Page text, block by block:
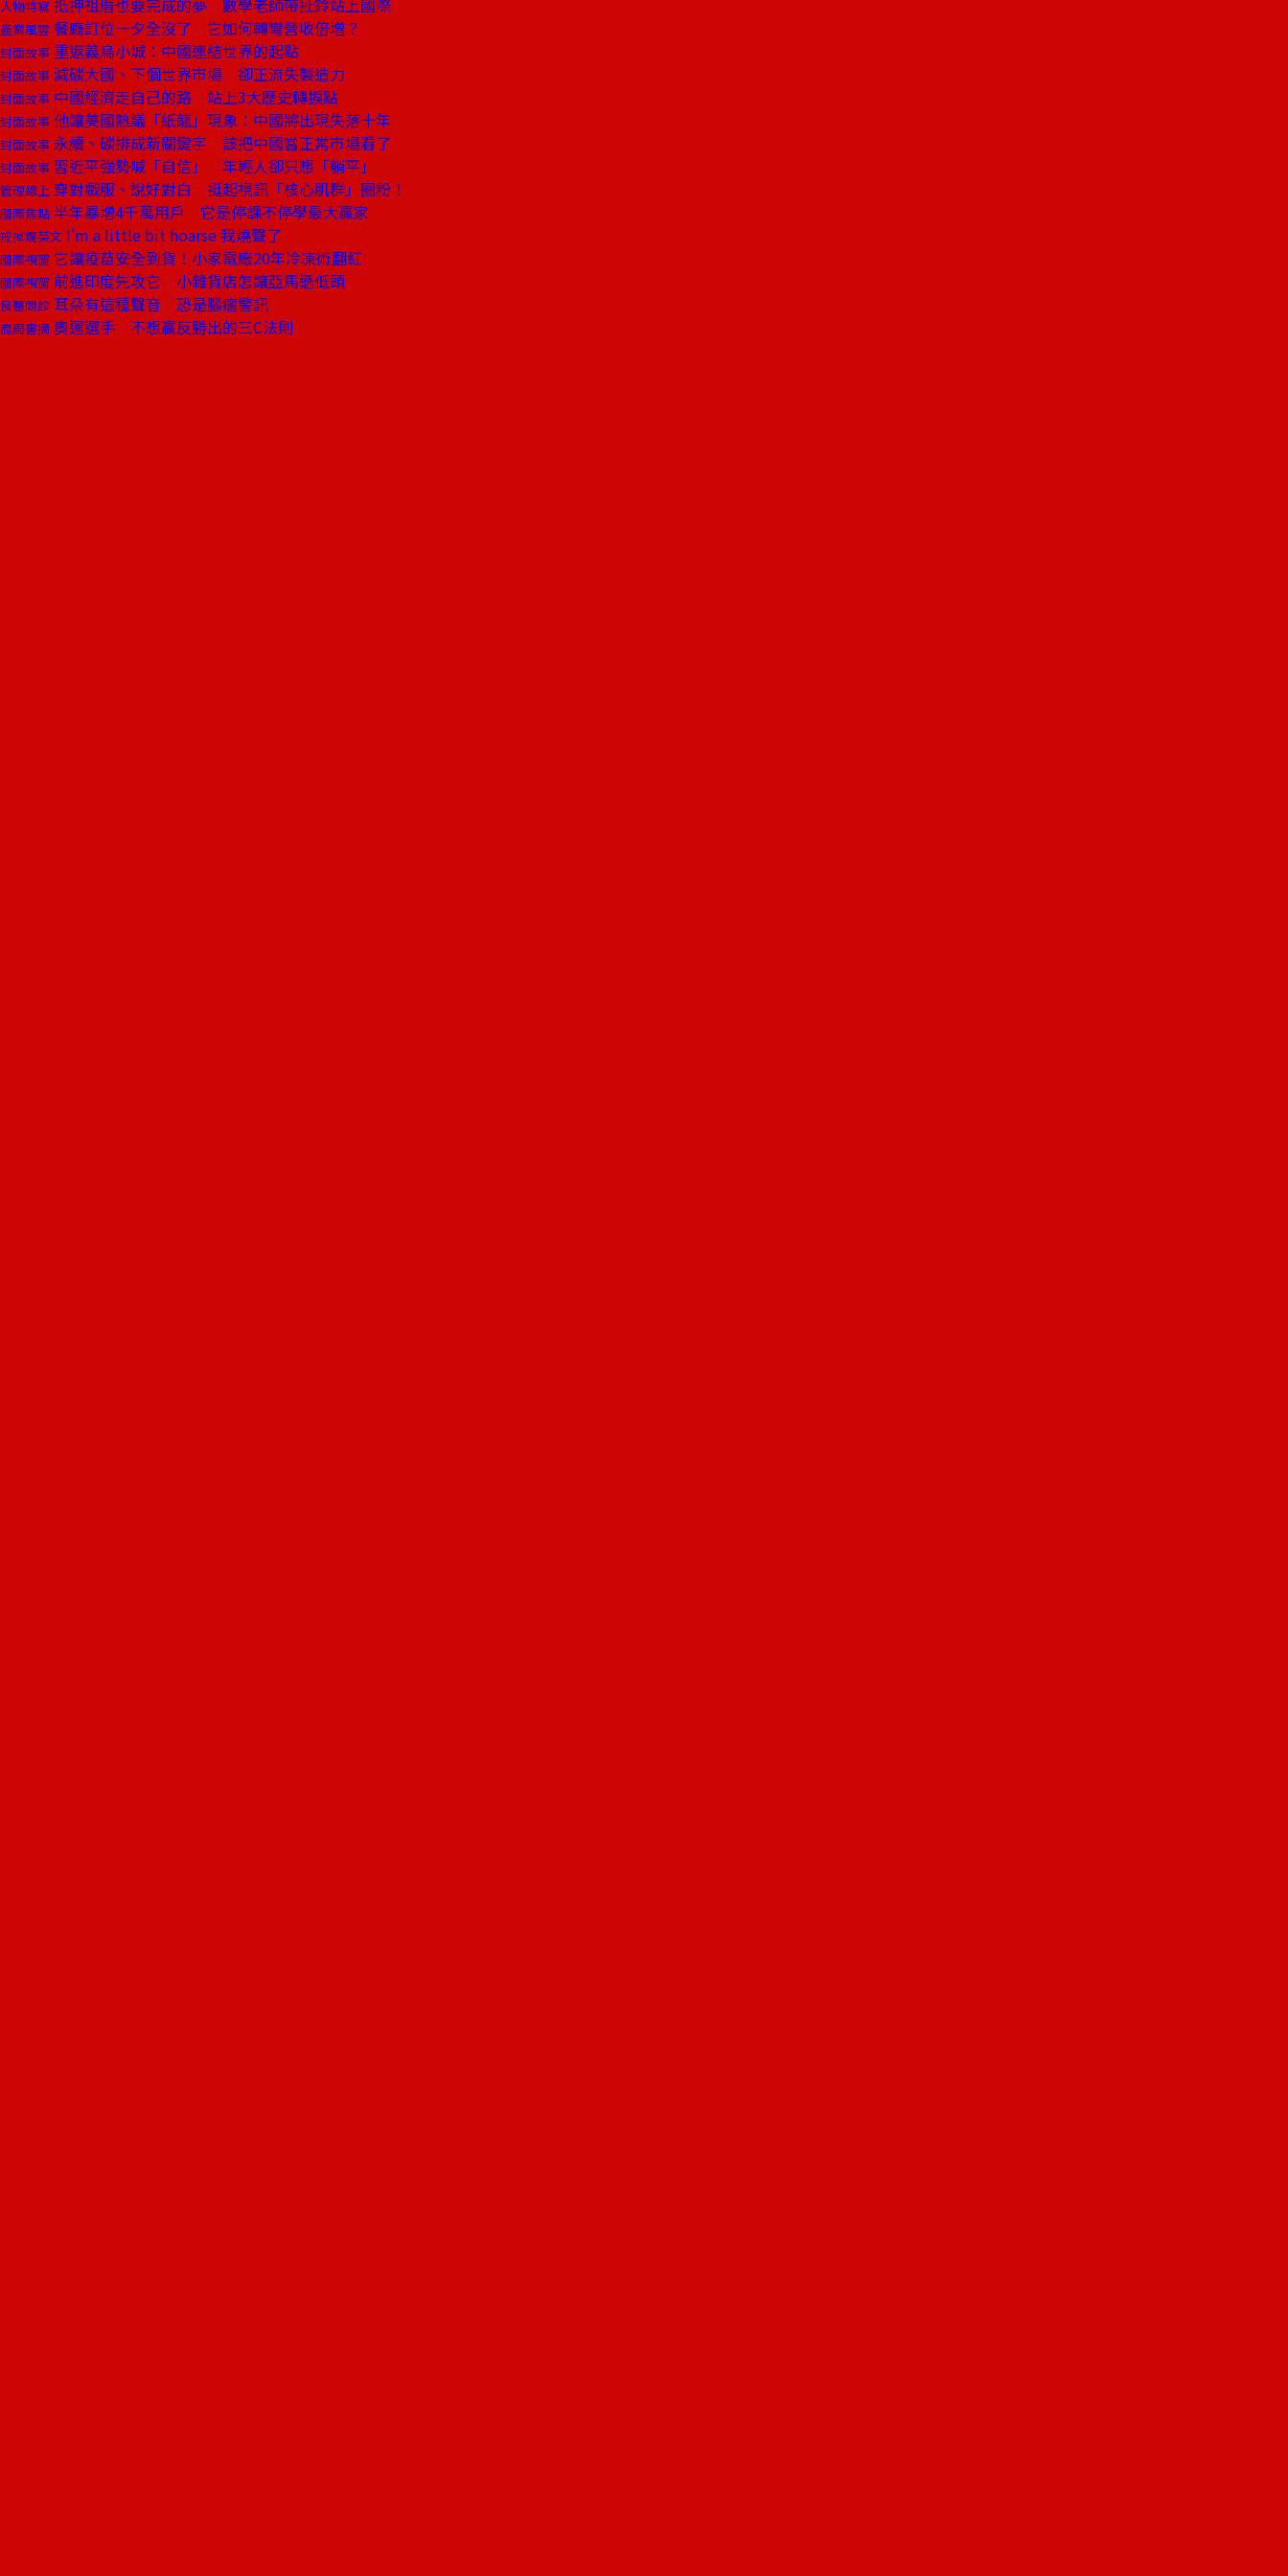
人物特寫 抵押祖厝也要完成的夢 數學老師帶扯鈴站上國際
產業風雲 餐廳訂位一夕全沒了 它如何轉彎營收倍增？
封面故事 重返義烏小城：中國連結世界的起點
封面故事 減碳大國、下個世界市場 卻正流失製造力
封面故事 中國經濟走自己的路 站上3大歷史轉捩點
封面故事 他讓美國熱議「紙龍」現象：中國將出現失落十年
封面故事 永續、碳排成新關鍵字 該把中國當正常市場看了
封面故事 習近平強勢喊「自信」 年輕人卻只想「躺平」
管理線上 穿對戲服、說好對白 挺起視訊「核心肌群」圈粉！
國際焦點 半年暴增4千萬用戶 它是停課不停學最大贏家
戒掉爛英文 I'm a little bit hoarse 我燒聲了
國際視窗 它讓疫苗安全到貨！小家電廠20年冷凍術翻紅
國際視窗 前進印度先攻它 小雜貨店怎讓亞馬遜低頭
良醫問診 耳朵有這種聲音 恐是腦瘤警訊
商周書摘 奧運選手 不想贏反勝出的三C法則